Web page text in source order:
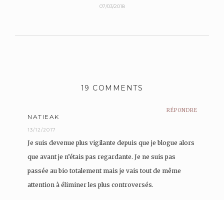
07/03/2018
19 COMMENTS
RÉPONDRE
NATIEAK
13/12/2017
Je suis devenue plus vigilante depuis que je blogue alors
que avant je n’étais pas regardante. Je ne suis pas
passée au bio totalement mais je vais tout de même
attention à éliminer les plus controversés.